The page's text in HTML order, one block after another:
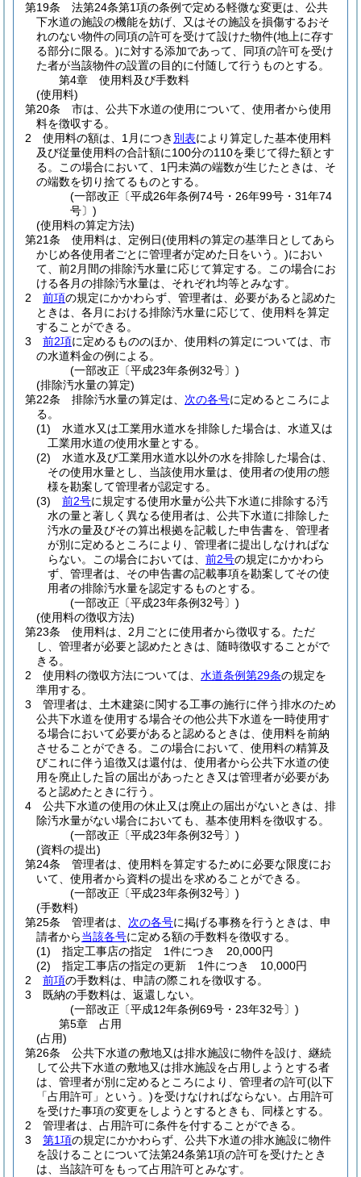
第19条
法第24条第1項の条例で定める軽微な変更は、公共
下水道の施設の機能を妨げ、又はその施設を損傷するおそ
れのない物件の同項の許可を受けて設けた物件(地上に存す
る部分に限る。)に対する添加であって、同項の許可を受け
た者が当該物件の設置の目的に付随して行うものとする。
第4章
使用料及び手数料
(使用料)
第20条
市は、公共下水道の使用について、使用者から使用
料を徴収する。
2
使用料の額は、1月につき 別表により算定した基本使用料
及び従量使用料の合計額に100分の110を乗じて得た額とす
る。
この場合において、1円未満の端数が生じたときは、そ
の端数を切り捨てるものとする。
(一部改正〔平成26年条例74号・26年99号・31年74
号〕)
(使用料の算定方法)
第21条
使用料は、定例日(使用料の算定の基準日としてあら
かじめ各使用者ごとに管理者が定めた日をいう。)におい
て、前2月間の排除汚水量に応じて算定する。
この場合にお
ける各月の排除汚水量は、それぞれ均等とみなす。
2
前項の規定にかかわらず、管理者は、必要があると認めた
ときは、各月における排除汚水量に応じて、使用料を算定
することができる。
3
前2項に定めるもののほか、使用料の算定については、市
の水道料金の例による。
(一部改正〔平成23年条例32号〕)
(排除汚水量の算定)
第22条
排除汚水量の算定は、 次の各号に定めるところによ
る。
(1)
水道水又は工業用水道水を排除した場合は、水道又は
工業用水道の使用水量とする。
(2)
水道水及び工業用水道水以外の水を排除した場合は、
その使用水量とし、当該使用水量は、使用者の使用の態
様を勘案して管理者が認定する。
(3)
前2号に規定する使用水量が公共下水道に排除する汚
水の量と著しく異なる使用者は、公共下水道に排除した
汚水の量及びその算出根拠を記載した申告書を、管理者
が別に定めるところにより、管理者に提出しなければな
らない。
この場合においては、 前2号の規定にかかわら
ず、管理者は、その申告書の記載事項を勘案してその使
用者の排除汚水量を認定するものとする。
(一部改正〔平成23年条例32号〕)
(使用料の徴収方法)
第23条
使用料は、2月ごとに使用者から徴収する。 ただ
し、管理者が必要と認めたときは、随時徴収することがで
きる。
2
使用料の徴収方法については、 水道条例第29条の規定を
準用する。
3
管理者は、土木建築に関する工事の施行に伴う排水のため
公共下水道を使用する場合その他公共下水道を一時使用す
る場合において必要があると認めるときは、使用料を前納
させることができる。
この場合において、使用料の精算及
びこれに伴う追徴又は還付は、使用者から公共下水道の使
用を廃止した旨の届出があったとき又は管理者が必要があ
ると認めたときに行う。
4
公共下水道の使用の休止又は廃止の届出がないときは、排
除汚水量がない場合においても、基本使用料を徴収する。
(一部改正〔平成23年条例32号〕)
(資料の提出)
第24条
管理者は、使用料を算定するために必要な限度にお
いて、使用者から資料の提出を求めることができる。
(一部改正〔平成23年条例32号〕)
(手数料)
第25条
管理者は、 次の各号に掲げる事務を行うときは、申
請者から当該各号に定める額の手数料を徴収する。
(1)
指定工事店の指定 1件につき 20,000円
(2)
指定工事店の指定の更新 1件につき 10,000円
2
前項の手数料は、申請の際これを徴収する。
3
既納の手数料は、返還しない。
(一部改正〔平成12年条例69号・23年32号〕)
第5章
占用
(占用)
第26条
公共下水道の敷地又は排水施設に物件を設け、継続
して公共下水道の敷地又は排水施設を占用しようとする者
は、管理者が別に定めるところにより、管理者の許可(以下
「占用許可」という。)を受けなければならない。 占用許可
を受けた事項の変更をしようとするときも、同様とする。
2
管理者は、占用許可に条件を付することができる。
3
第1項の規定にかかわらず、公共下水道の排水施設に物件
を設けることについて法第24条第1項の許可を受けたとき
は、当該許可をもって占用許可とみなす。